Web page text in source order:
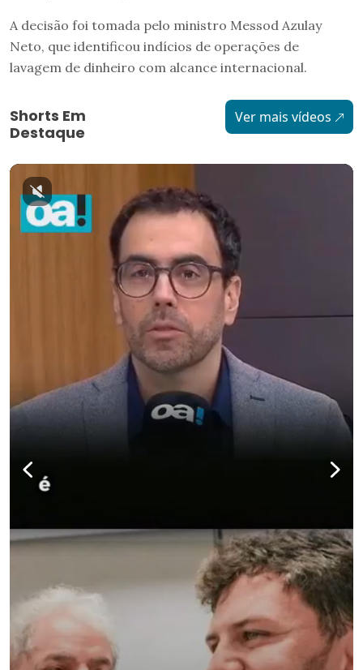
A decisão foi tomada pelo ministro Messod Azulay
Neto, que identificou indícios de operações de
lavagem de dinheiro com alcance internacional.
Shorts Em
Destaque
Ver mais vídeos